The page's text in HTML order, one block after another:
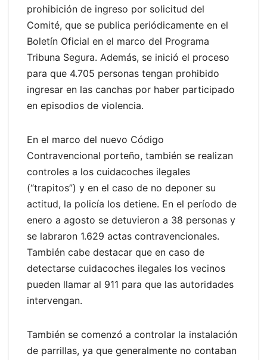
prohibición de ingreso por solicitud del
Comité, que se publica periódicamente en el
Boletín Oficial en el marco del Programa
Tribuna Segura. Además, se inició el proceso
para que 4.705 personas tengan prohibido
ingresar en las canchas por haber participado
en episodios de violencia.
En el marco del nuevo Código
Contravencional porteño, también se realizan
controles a los cuidacoches ilegales
(“trapitos”) y en el caso de no deponer su
actitud, la policía los detiene. En el período de
enero a agosto se detuvieron a 38 personas y
se labraron 1.629 actas contravencionales.
También cabe destacar que en caso de
detectarse cuidacoches ilegales los vecinos
pueden llamar al 911 para que las autoridades
intervengan.
También se comenzó a controlar la instalación
de parrillas, ya que generalmente no contaban